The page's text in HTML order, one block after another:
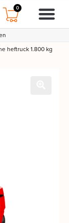
0
heftruck 1.800 kg